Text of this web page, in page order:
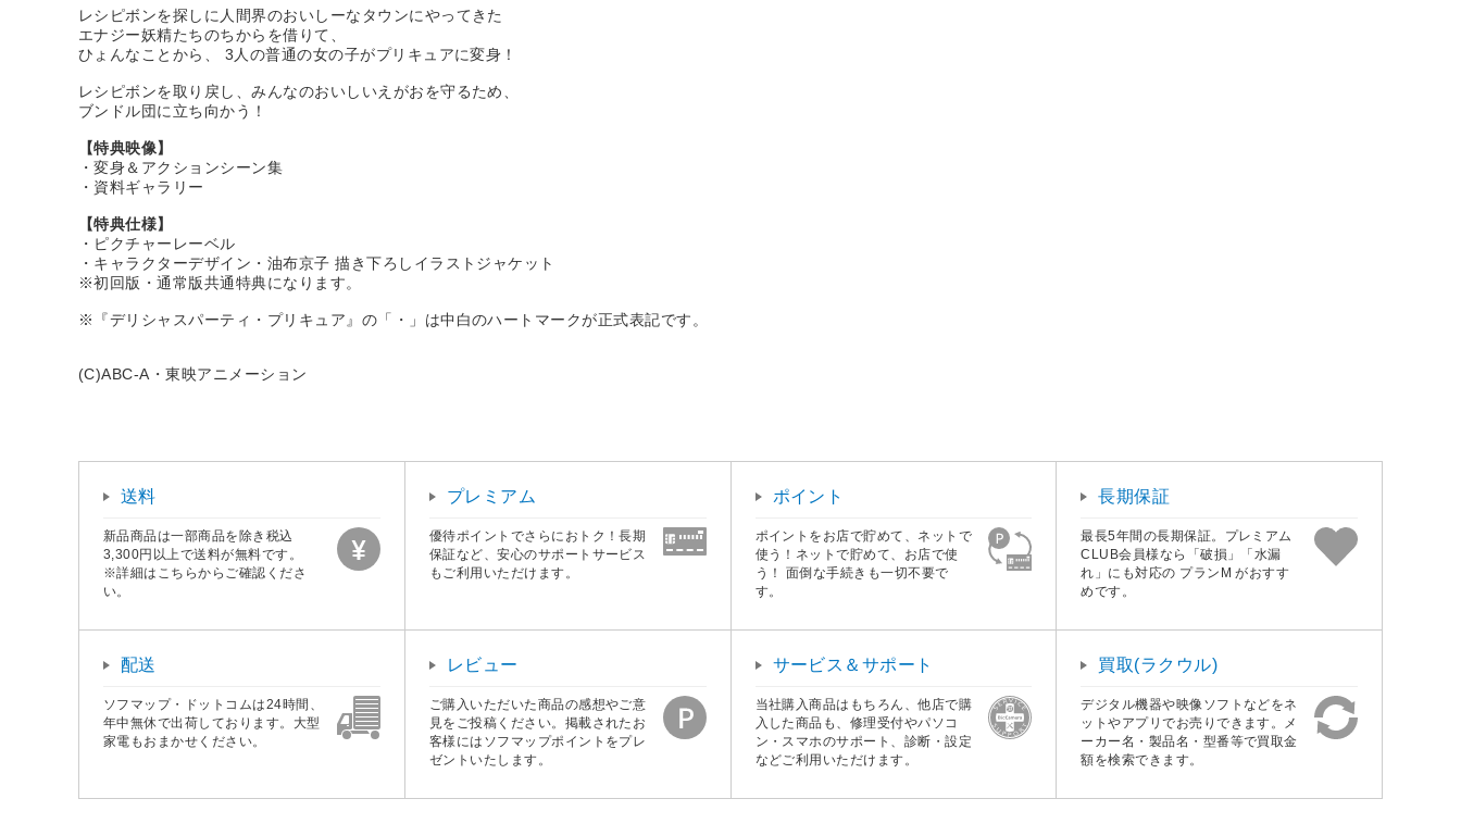
レシピボンを探しに人間界のおいしーなタウンにやってきた
エナジー妖精たちのちからを借りて、
ひょんなことから、 3人の普通の女の子がプリキュアに変身！
レシピボンを取り戻し、みんなのおいしいえがおを守るため、
ブンドル団に立ち向かう！
【特典映像】
・変身＆アクションシーン集
・資料ギャラリー
【特典仕様】
・ピクチャーレーベル
・キャラクターデザイン・油布京子 描き下ろしイラストジャケット
※初回版・通常版共通特典になります。
※『デリシャスパーティ・プリキュア』の「・」は中白のハートマークが正式表記です。
(C)ABC-A・東映アニメーション
送料
新品商品は一部商品を除き税込
3,300円以上で送料が無料です。
※詳細はこちらからご確認くださ
い。
プレミアム
優待ポイントでさらにおトク！長期
保証など、安心のサポートサービス
もご利用いただけます。
ポイント
ポイントをお店で貯めて、ネットで
使う！ネットで貯めて、お店で使
う！ 面倒な手続きも一切不要で
す。
長期保証
最長5年間の長期保証。プレミアム
CLUB会員様なら「破損」「水漏
れ」にも対応の プランM がおすす
めです。
配送
ソフマップ・ドットコムは24時間、
年中無休で出荷しております。大型
家電もおまかせください。
レビュー
ご購入いただいた商品の感想やご意
見をご投稿ください。掲載されたお
客様にはソフマップポイントをプレ
ゼントいたします。
サービス＆サポート
当社購入商品はもちろん、他店で購
入した商品も、修理受付やパソコ
ン・スマホのサポート、診断・設定
などご利用いただけます。
買取(ラクウル)
デジタル機器や映像ソフトなどをネ
ットやアプリでお売りできます。メ
ーカー名・製品名・型番等で買取金
額を検索できます。